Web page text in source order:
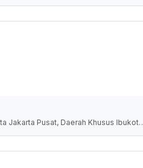
Jakarta Pusat, Daerah Khusus Ibukota